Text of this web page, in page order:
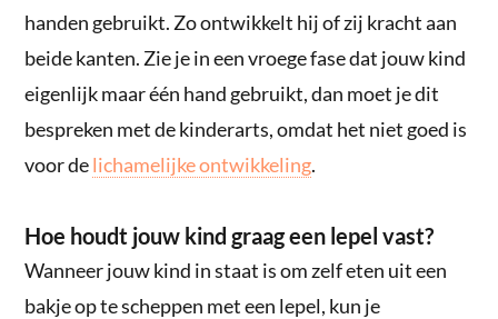
handen gebruikt. Zo ontwikkelt hij of zij kracht aan
beide kanten. Zie je in een vroege fase dat jouw kind
eigenlijk maar één hand gebruikt, dan moet je dit
bespreken met de kinderarts, omdat het niet goed is
voor delichamelijke ontwikkeling.
Hoe houdt jouw kind graag een lepel vast?
Wanneer jouw kind in staat is om zelf eten uit een
bakje op te scheppen met een lepel, kun je